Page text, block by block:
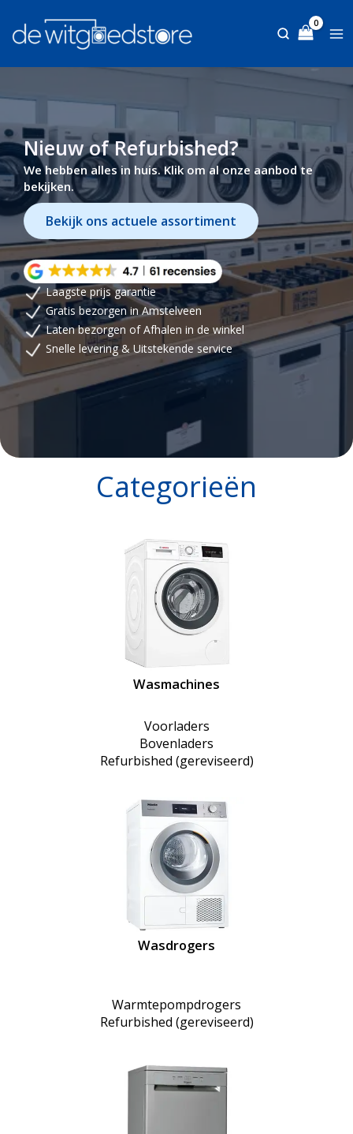
naar
de
inhoud
Nieuw of Refurbished?
We hebben alles in huis. Klik om al onze aanbod te
bekijken.
Bekijk ons actuele assortiment
Laagste prijs garantie
Gratis bezorgen in Amstelveen
Laten bezorgen of Afhalen in de winkel
Snelle levering & Uitstekende service
Categorieën
Wasmachines
Voorladers
Bovenladers
Refurbished (gereviseerd)
Wasdrogers
Warmtepompdrogers
Refurbished (gereviseerd)